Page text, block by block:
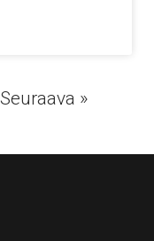
Seuraava »